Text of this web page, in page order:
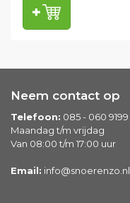
Neem contact op
Telefoon: 085 - 060 9199
Maandag t/m vrijdag
Van 08:00 t/m 17:00 uur
Email: info@snoerenzo.nl